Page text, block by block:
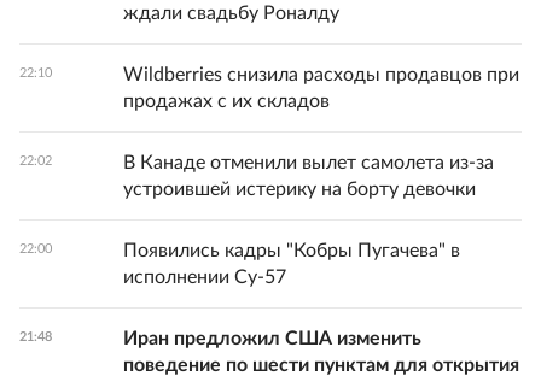
ждали свадьбу Роналду
22:10
Wildberries снизила расходы продавцов при
продажах с их складов
22:02
В Канаде отменили вылет самолета из-за
устроившей истерику на борту девочки
22:00
Появились кадры "Кобры Пугачева" в
исполнении Су-57
21:48
Иран предложил США изменить
поведение по шести пунктам для открытия